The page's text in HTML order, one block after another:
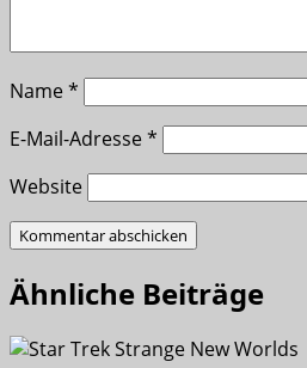
Name*
E-Mail-Adresse*
Website
Ähnliche Beiträge